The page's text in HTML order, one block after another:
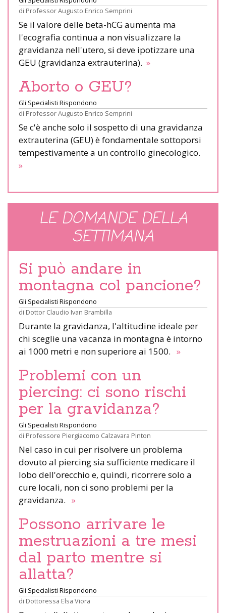
di Professor Augusto Enrico Semprini
Se il valore delle beta-hCG aumenta ma
l'ecografia continua a non visualizzare la
gravidanza nell'utero, si deve ipotizzare una
GEU (gravidanza extrauterina). »
Aborto o GEU?
Gli Specialisti Rispondono
di Professor Augusto Enrico Semprini
Se c'è anche solo il sospetto di una gravidanza
extrauterina (GEU) è fondamentale sottoporsi
tempestivamente a un controllo ginecologico.
»
LE DOMANDE DELLA
SETTIMANA
Si può andare in
montagna col pancione?
Gli Specialisti Rispondono
di Dottor Claudio Ivan Brambilla
Durante la gravidanza, l'altitudine ideale per
chi sceglie una vacanza in montagna è intorno
ai 1000 metri e non superiore ai 1500. »
Problemi con un
piercing: ci sono rischi
per la gravidanza?
Gli Specialisti Rispondono
di Professore Piergiacomo Calzavara Pinton
Nel caso in cui per risolvere un problema
dovuto al piercing sia sufficiente medicare il
lobo dell'orecchio e, quindi, ricorrere solo a
cure locali, non ci sono problemi per la
gravidanza. »
Possono arrivare le
mestruazioni a tre mesi
dal parto mentre si
allatta?
Gli Specialisti Rispondono
di Dottoressa Elsa Viora